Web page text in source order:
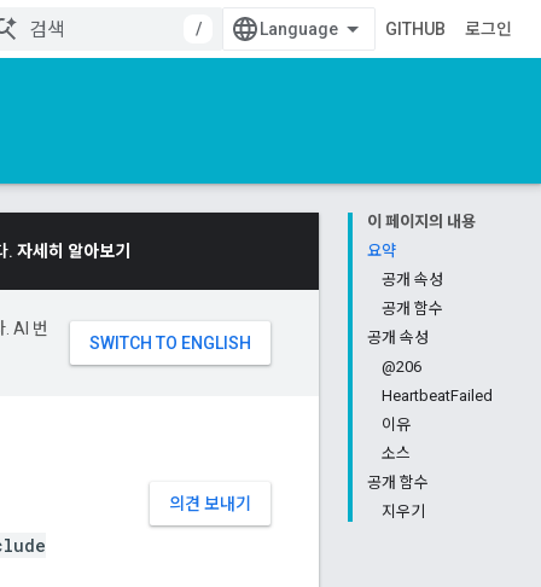
/
GITHUB 로그인
이 페이지의 내용
요약
공개 속성
공개 함수
공개 속성
@206
HeartbeatFailed
이유
소스
공개 함수
지우기
. 자세히 알아보기
AI 번
의견 보내기